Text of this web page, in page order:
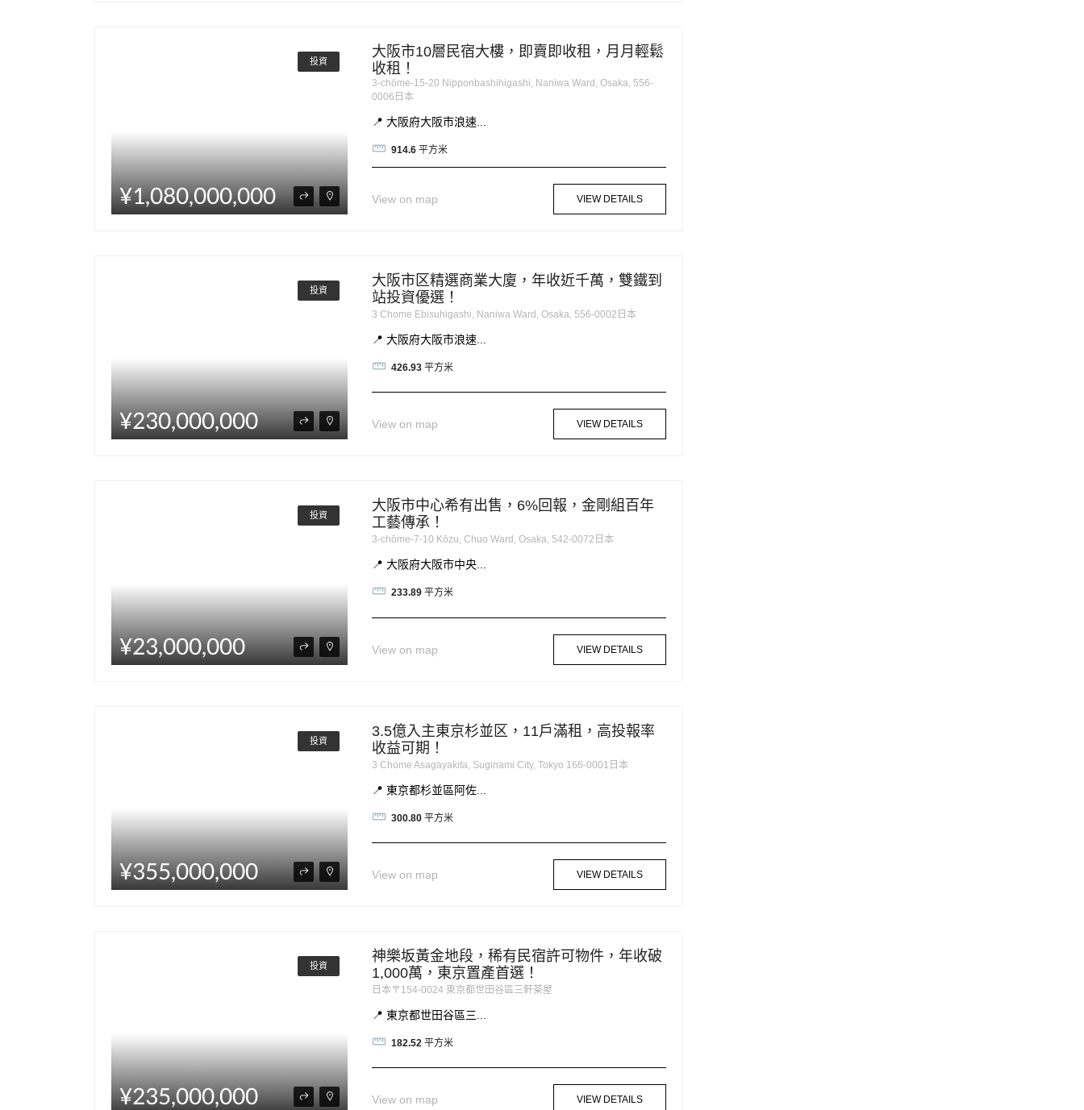
投資
¥1,080,000,000
大阪市10層民宿大樓，即賣即收租，月月輕鬆
收租！
3-chōme-15-20 Nipponbashihigashi, Naniwa Ward, Osaka, 556-
0006日本
📍 大阪府大阪市浪速...
914.6 平方米
View on map VIEW DETAILS
投資
¥230,000,000
大阪市区精選商業大廈，年收近千萬，雙鐵到
站投資優選！
3 Chome Ebisuhigashi, Naniwa Ward, Osaka, 556-0002日本
📍 大阪府大阪市浪速...
426.93 平方米
View on map VIEW DETAILS
投資
¥23,000,000
大阪市中心希有出售，6%回報，金剛組百年
工藝傳承！
3-chōme-7-10 Kōzu, Chuo Ward, Osaka, 542-0072日本
📍 大阪府大阪市中央...
233.89 平方米
View on map VIEW DETAILS
投資
¥355,000,000
3.5億入主東京杉並区，11戶滿租，高投報率
收益可期！
3 Chome Asagayakita, Suginami City, Tokyo 166-0001日本
📍 東京都杉並區阿佐...
300.80 平方米
View on map VIEW DETAILS
投資
¥235,000,000
神樂坂黃金地段，稀有民宿許可物件，年收破
1,000萬，東京置產首選！
日本〒154-0024 東京都世田谷區三軒茶屋
📍 東京都世田谷區三...
182.52 平方米
View on map VIEW DETAILS